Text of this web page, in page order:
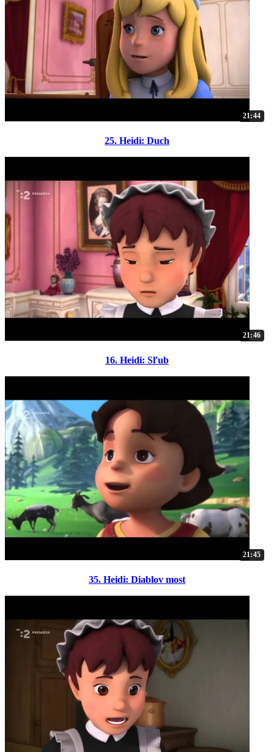
21:44
25. Heidi: Duch
21:46
16. Heidi: Sľub
21:45
35. Heidi: Diablov most